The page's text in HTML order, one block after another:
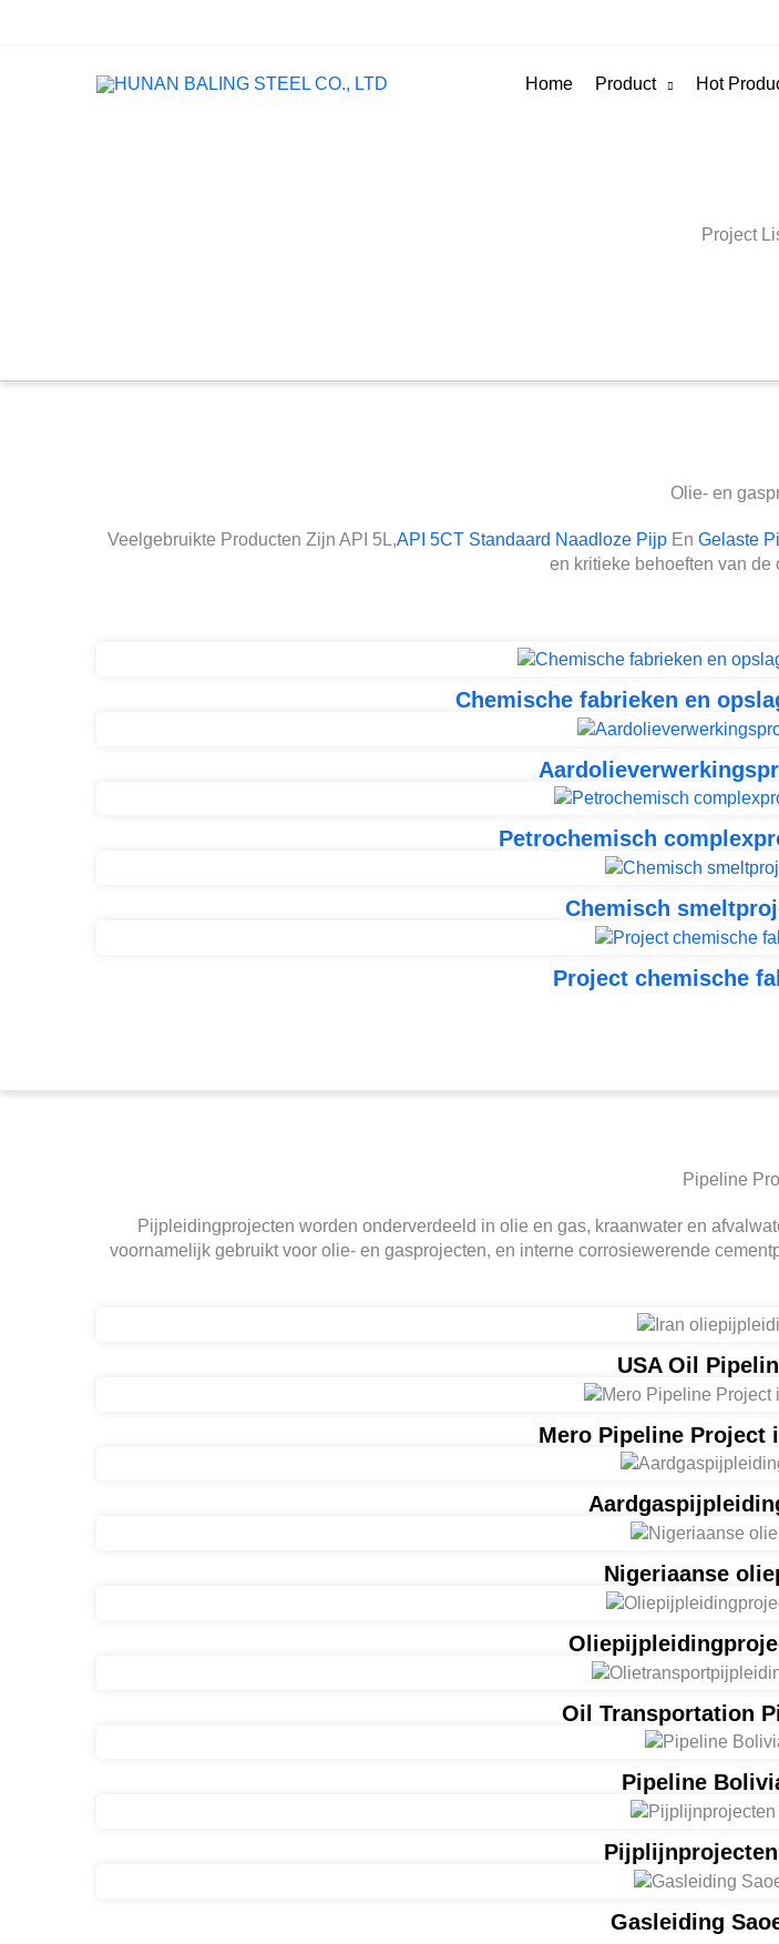
Home Product Hot
Project
Olie- en
Veelgebruikte Producten Zijn API 5L,API 5CT Standaard Naadloze Pijp En Gelaste
en kritieke behoeften van de
Chemische fabrieken en
Petrochemisch
Chemisch
Project chemische
Pipeline
Pijpleidingprojecten worden onderverdeeld in olie en gas, kraanwater en
voornamelijk gebruikt voor olie- en gasprojecten, en interne corrosiewerende
USA Oil
Mero Pipeline Project
Nigeriaanse
Oil Transportation
Pipeline
Gasleiding